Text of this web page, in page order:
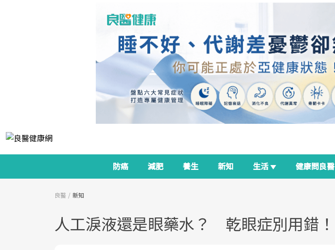
防癌 減肥 養生 新知 生活 健康問良醫
良醫 新知
人工淚液還是眼藥水？ 乾眼症別用錯！